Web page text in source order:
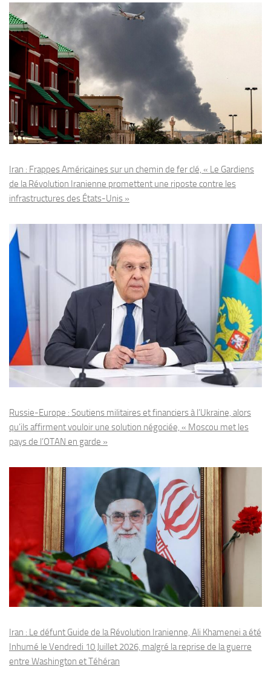
Iran : Frappes Américaines sur un chemin de fer clé, « Le Gardiens
de la Révolution Iranienne promettent une riposte contre les
infrastructures des États-Unis »
Russie-Europe : Soutiens militaires et financiers à l’Ukraine, alors
qu’ils affirment vouloir une solution négociée, « Moscou met les
pays de l’OTAN en garde »
Iran : Le défunt Guide de la Révolution Iranienne, Ali Khamenei a été
Inhumé le Vendredi 10 Juillet 2026, malgré la reprise de la guerre
entre Washington et Téhéran